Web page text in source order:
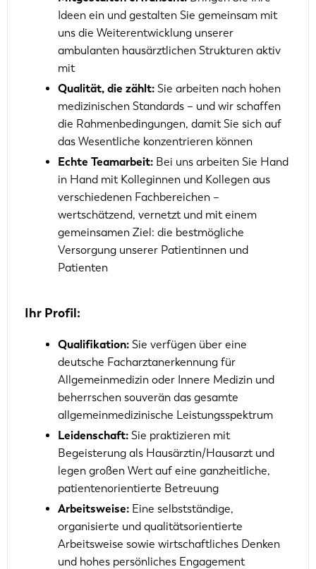
Ideen ein und gestalten Sie gemeinsam mit
uns die Weiterentwicklung unserer
ambulanten hausärztlichen Strukturen aktiv
mit
Qualität, die zählt: Sie arbeiten nach hohen
medizinischen Standards – und wir schaffen
die Rahmenbedingungen, damit Sie sich auf
das Wesentliche konzentrieren können
Echte Teamarbeit: Bei uns arbeiten Sie Hand
in Hand mit Kolleginnen und Kollegen aus
verschiedenen Fachbereichen –
wertschätzend, vernetzt und mit einem
gemeinsamen Ziel: die bestmögliche
Versorgung unserer Patientinnen und
Patienten
Ihr Profil:
Qualifikation: Sie verfügen über eine
deutsche Facharztanerkennung für
Allgemeinmedizin oder Innere Medizin und
beherrschen souverän das gesamte
allgemeinmedizinische Leistungsspektrum
Leidenschaft: Sie praktizieren mit
Begeisterung als Hausärztin/Hausarzt und
legen großen Wert auf eine ganzheitliche,
patientenorientierte Betreuung
Arbeitsweise: Eine selbstständige,
organisierte und qualitätsorientierte
Arbeitsweise sowie wirtschaftliches Denken
und hohes persönliches Engagement